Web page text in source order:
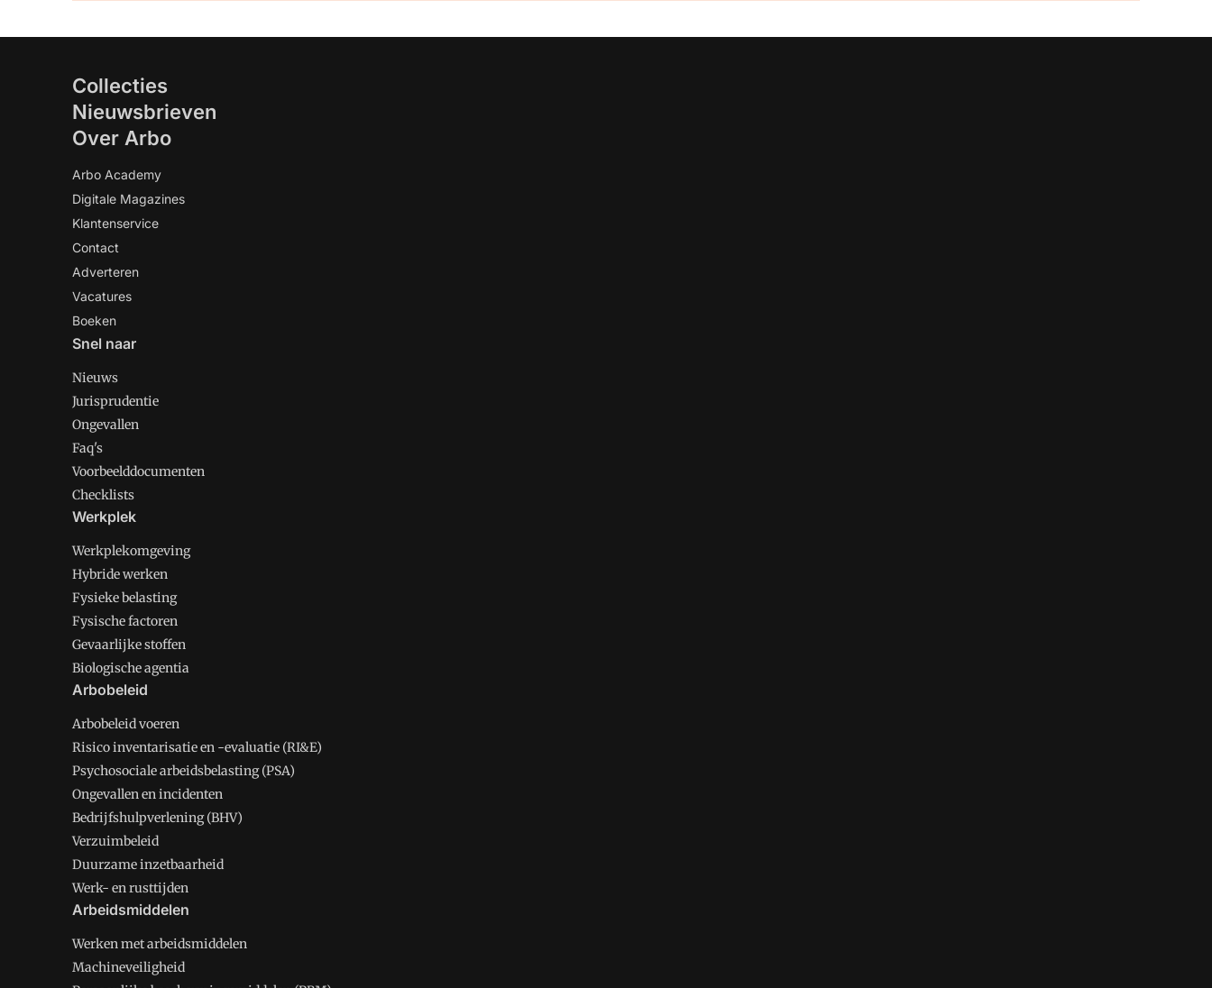
Collecties
Nieuwsbrieven
Over Arbo
Arbo Academy
Digitale Magazines
Klantenservice
Contact
Adverteren
Vacatures
Boeken
Snel naar
Nieuws
Jurisprudentie
Ongevallen
Faq's
Voorbeelddocumenten
Checklists
Werkplek
Werkplekomgeving
Hybride werken
Fysieke belasting
Fysische factoren
Gevaarlijke stoffen
Biologische agentia
Arbobeleid
Arbobeleid voeren
Risico inventarisatie en -evaluatie (RI&E)
Psychosociale arbeidsbelasting (PSA)
Ongevallen en incidenten
Bedrijfshulpverlening (BHV)
Verzuimbeleid
Duurzame inzetbaarheid
Werk- en rusttijden
Arbeidsmiddelen
Werken met arbeidsmiddelen
Machineveiligheid